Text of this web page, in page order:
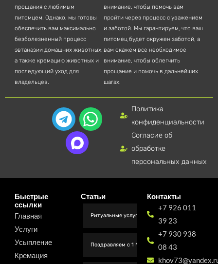
прощания с любимым
питомцем. Однако, мы готовы
обеспечить вам максимально
безболезненный процесс
эвтаназии домашних животных,
а также кремацию животных и
последующий уход для
владельцев.
внимание, чтобы помочь вам
пройти через процесс с уважением
и заботой. Мы гарантируем, что ваш
питомец будет окружен заботой, а
вам окажем все необходимое
внимание, чтобы облегчить
прощание и помочь в дальнейших
шагах.
T
e
l
g
W
h
s
a
p
Политика
конфиденциальности
Согласие об
обработке
персональных данных
Быстрые
ссылки
Главная
Услуги
Усыпление
Кремация
Статьи
Ритуальные услуги для животных в Москве
Поздравляем с 1 Мая от коллектива Вет Легенда
Контакты
+7 926 011
39 23
+7 930 938
08 43